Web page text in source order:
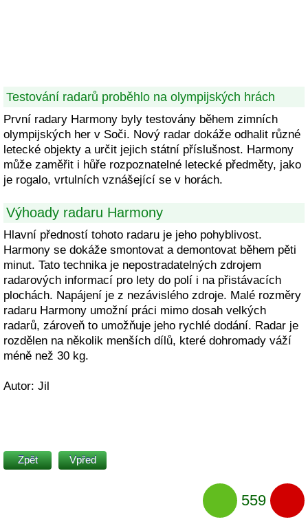
Testování radarů proběhlo na olympijských hrách
První radary Harmony byly testovány během zimních
olympijských her v Soči. Nový radar dokáže odhalit různé
letecké objekty a určit jejich státní příslušnost. Harmony
může zaměřit i hůře rozpoznatelné letecké předměty, jako
je rogalo, vrtulních vznášející se v horách.
Výhoady radaru Harmony
Hlavní předností tohoto radaru je jeho pohyblivost.
Harmony se dokáže smontovat a demontovat během pěti
minut. Tato technika je nepostradatelných zdrojem
radarových informací pro lety do polí i na přistávacích
plochách. Napájení je z nezávislého zdroje. Malé rozměry
radaru Harmony umožní práci mimo dosah velkých
radarů, zároveň to umožňuje jeho rychlé dodání. Radar je
rozdělen na několik menších dílů, které dohromady váží
méně než 30 kg.
Autor: Jil
Zpět Vpřed
559